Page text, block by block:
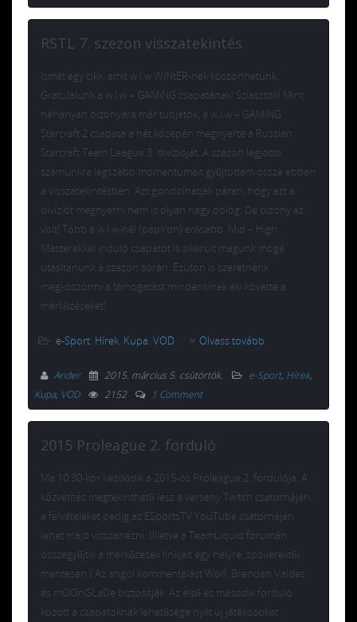
RSTL 7. szezon visszatekintés
Ismét egy cikk, amit w.I.w WiNtER-nek köszönhetünk.
Gratulálunk a w.I.w – GAMiNG csapatának! Sziasztok! Mint
néhányan bizonyára már tudjátok, a w.I.w – GAMiNG
Starcraft 2 csapata a hét közepén megnyerte a Russian
Starcraft Team League 3. divízióját. A szezon legjobb
számunkra legszebb momentumait gyűjtöttem össze ebben
a visszatekintésben. Azt gondolhatják páran, hogy ezt a
divíziót megnyerni nem is olyan nagy dolog. De bizony az
volt! Több a w.I.w-nél (papíron) erősebb, Mid – High
Masterekkel induló csapatot is sikerült magunk mögé
utasítanunk a szezon során. Ezúton is szeretnénk
megköszönni a támogatást mindenkinek aki követte a
mérkőzéseket!
e-Sport, Hírek, Kupa, VOD Olvass tovább
Ander 2015. március 5. csütörtök. e-Sport, Hírek,
Kupa, VOD 2152 1 Comment
2015 Proleague 2. forduló
Ma 10:30-kor kezdődik a 2015-ös Proleague 2. fordulója. A
közvetítés megtekinthető lesz a verseny Twitch csatornáján,
a felvételeket pedig az ESportsTV YouTube csatornáján
lehet majd visszanézni. (Illetve a TeamLiquid fórumán
összegyűjtik a mérkőzések linkjeit egy helyre, spoilerektől
mentesen.) Az angol kommentálást Wolf, Brendan Valdes
és mOOnGLaDe biztosítják. Az első és második forduló
között a csapatoknak lehetősége nyílt új játékosokat